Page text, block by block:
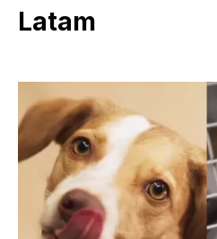
Latam